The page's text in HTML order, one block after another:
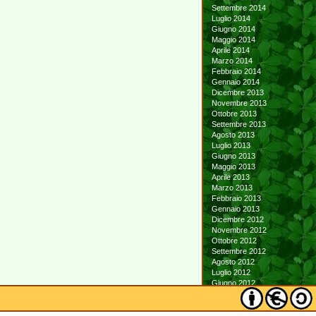
Settembre 2014
Luglio 2014
Giugno 2014
Maggio 2014
Aprile 2014
Marzo 2014
Febbraio 2014
Gennaio 2014
Dicembre 2013
Novembre 2013
Ottobre 2013
Settembre 2013
Agosto 2013
Luglio 2013
Giugno 2013
Maggio 2013
Aprile 2013
Marzo 2013
Febbraio 2013
Gennaio 2013
Dicembre 2012
Novembre 2012
Ottobre 2012
Settembre 2012
Agosto 2012
Luglio 2012
Giugno 2012
Maggio 2012
Aprile 2012